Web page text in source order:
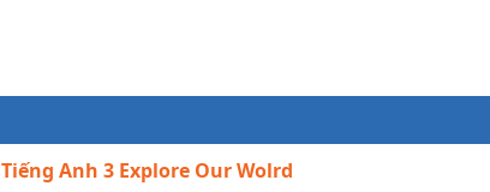
Tiếng Anh 3 Explore Our Wolrd